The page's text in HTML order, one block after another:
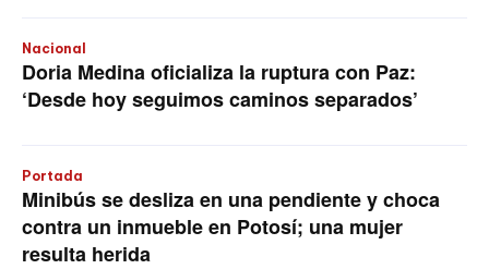
Nacional
Doria Medina oficializa la ruptura con Paz:
‘Desde hoy seguimos caminos separados’
Portada
Minibús se desliza en una pendiente y choca
contra un inmueble en Potosí; una mujer
resulta herida